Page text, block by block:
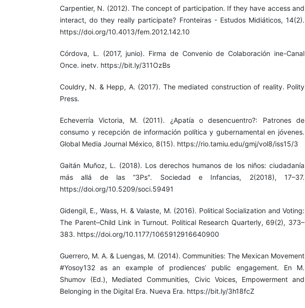
Carpentier, N. (2012). The concept of participation. If they have access and
interact, do they really participate? Fronteiras - Estudos Midiáticos, 14(2).
https://doi.org/10.4013/fem.2012.142.10
Córdova, L. (2017, junio). Firma de Convenio de Colaboración ine-Canal
Once. inetv. https://bit.ly/311OzBs
Couldry, N. & Hepp, A. (2017). The mediated construction of reality. Polity
Press.
Echeverría Victoria, M. (2011). ¿Apatía o desencuentro?: Patrones de
consumo y recepción de información política y gubernamental en jóvenes.
Global Media Journal México, 8(15). https://rio.tamiu.edu/gmj/vol8/iss15/3
Gaitán Muñoz, L. (2018). Los derechos humanos de los niños: ciudadanía
más allá de las “3Ps". Sociedad e Infancias, 2(2018), 17–37.
https://doi.org/10.5209/soci.59491
Gidengil, E., Wass, H. & Valaste, M. (2016). Political Socialization and Voting:
The Parent–Child Link in Turnout. Political Research Quarterly, 69(2), 373–
383. https://doi.org/10.1177/1065912916640900
Guerrero, M. A. & Luengas, M. (2014). Communities: The Mexican Movement
#Yosoy132 as an example of prodiences’ public engagement. En M.
Shumov (Ed.), Mediated Communities, Civic Voices, Empowerment and
Belonging in the Digital Era. Nueva Era. https://bit.ly/3h18fcZ